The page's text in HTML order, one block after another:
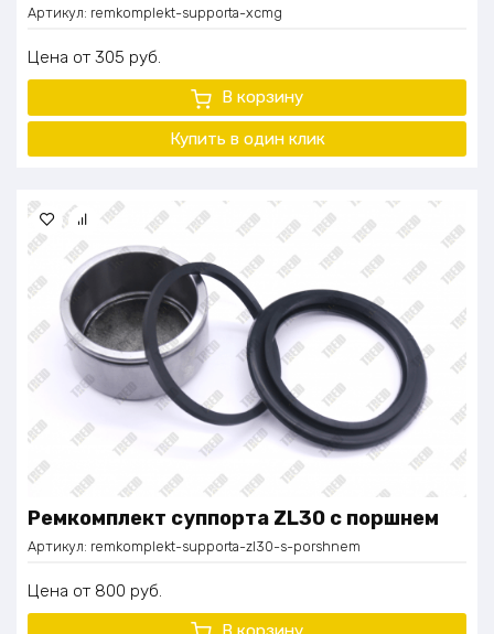
Артикул: remkomplekt-supporta-xcmg
Цена 305 руб.
В корзину
Купить в один клик
Ремкомплект суппорта ZL30 с поршнем
Артикул: remkomplekt-supporta-zl30-s-porshnem
Цена 800 руб.